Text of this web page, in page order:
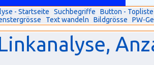
- Startseite Suchbegriffe
Button - Topliste
Text wandeln Bildgrösse PW-